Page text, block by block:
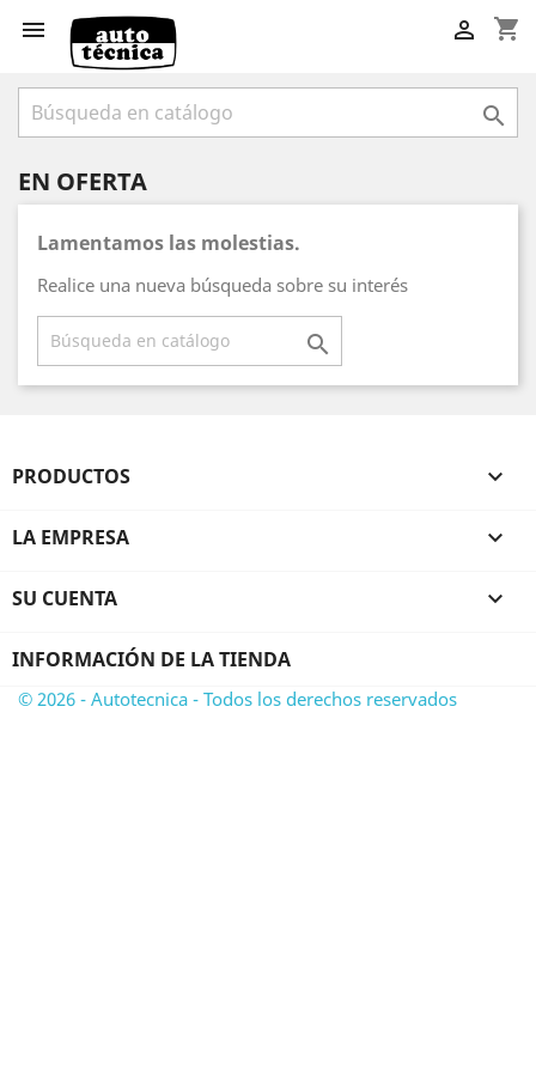
 shopping_cart


EN OFERTA
Lamentamos las molestias.
Realice una nueva búsqueda sobre su interés

PRODUCTOS 
LA EMPRESA 
SU CUENTA 
INFORMACIÓN DE LA TIENDA
© 2026 - Autotecnica - Todos los derechos reservados